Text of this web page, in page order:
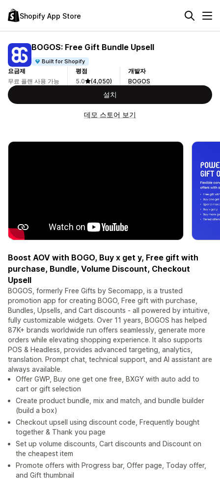
Shopify App Store
BOGOS: Free Gift Bundle Upsell
Built for Shopify
요금제
무료 플랜 사용 가능
평점
5.0
(4,050)
개발자
BOGOS
설치
데모 스토어 보기
Boost AOV with BOGO, Buy x get y, Free gift with
purchase, Bundle, Volume Discount, Checkout
Upsell
BOGOS, formerly Free Gifts by Secomapp, is a trusted
promotion app for creating BOGO, Free gift with purchase,
Bundles, Upsells, and Cart discounts - all powered by intuitive,
fully customizable widgets. Over 11 years, BOGOS has helped
87K+ brands worldwide run offers seamlessly, generate more
orders while elevating shopping experience. It also supports
POS & Headless, provides advanced targeting, analytics,
translation. Prompt chat, technical support, and AI assistant are
always available.
Offer GWP, Buy one get one free, BXGY with auto add to
cart or gift selection
Create product bundle, mix and match, and bundle builder
(build a box)
Checkout upsell using discount code, Frequently bought
together & Thank you page
Set up volume discounts, Cart discounts and Discount on
the cheapest item
Promote offers with Progress bar, Offer page, Today offer,
and Gift thumbnail